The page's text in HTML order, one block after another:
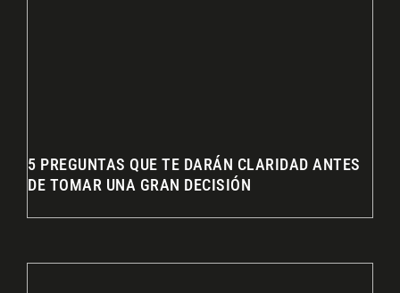
5 PREGUNTAS QUE TE DARÁN CLARIDAD ANTES
DE TOMAR UNA GRAN DECISIÓN